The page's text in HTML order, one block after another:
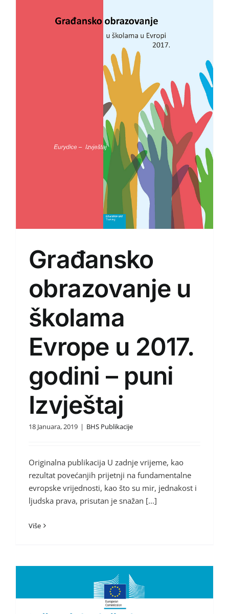
Građansko
obrazovanje u
školama
Evrope u 2017.
godini – puni
Izvještaj
18 Januara, 2019 | BHS Publikacije
Originalna publikacija U zadnje vrijeme, kao
rezultat povećanjih prijetnji na fundamentalne
evropske vrijednosti, kao što su mir, jednakost i
ljudska prava, prisutan je snažan [...]
Više